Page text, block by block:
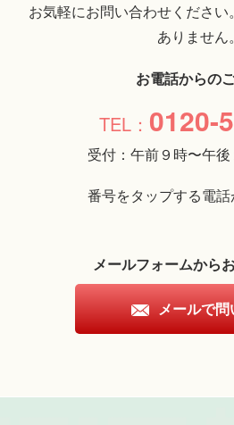
お気軽にお問い合わせくださ
ありません。
お電話からの
0120-
受付：午前９時〜午後
番号をタップする電
メールフォームから
メールで